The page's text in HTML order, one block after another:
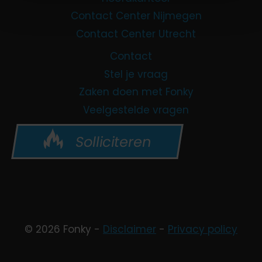
Contact Center Nijmegen
Contact Center Utrecht
Contact
Stel je vraag
Zaken doen met Fonky
Veelgestelde vragen
Solliciteren
© 2026 Fonky - Disclaimer - Privacy policy